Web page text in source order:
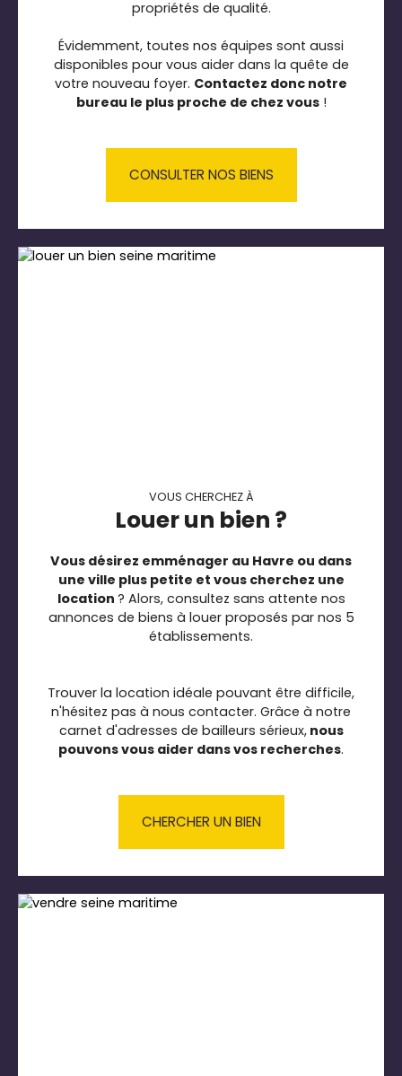
propriétés de qualité.
Évidemment, toutes nos équipes sont aussi
disponibles pour vous aider dans la quête de
votre nouveau foyer. Contactez donc notre
bureau le plus proche de chez vous!
CONSULTER NOS BIENS
VOUS CHERCHEZ À
Louer un bien ?
Vous désirez emménager au Havre ou dans
une ville plus petite et vous cherchez une
location ? Alors, consultez sans attente nos
annonces de biens à louer proposés par nos 5
établissements.
Trouver la location idéale pouvant être difficile,
n'hésitez pas à nous contacter. Grâce à notre
carnet d'adresses de bailleurs sérieux,nous
pouvons vous aider dans vos recherches.
CHERCHER UN BIEN